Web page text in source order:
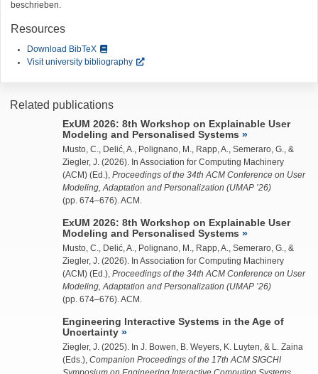
beschrieben.
Resources
Download BibTeX
Visit university bibliography
Related publications
ExUM 2026: 8th Workshop on Explainable User
Modeling and Personalised Systems
Musto, C., Delić, A., Polignano, M., Rapp, A., Semeraro, G., &
Ziegler, J. (2026). In Association for Computing Machinery
(ACM) (Ed.), Proceedings of the 34th ACM Conference on User
Modeling, Adaptation and Personalization (UMAP ’26)
(pp. 674–676). ACM.
ExUM 2026: 8th Workshop on Explainable User
Modeling and Personalised Systems
Musto, C., Delić, A., Polignano, M., Rapp, A., Semeraro, G., &
Ziegler, J. (2026). In Association for Computing Machinery
(ACM) (Ed.), Proceedings of the 34th ACM Conference on User
Modeling, Adaptation and Personalization (UMAP ’26)
(pp. 674–676). ACM.
Engineering Interactive Systems in the Age of
Uncertainty
Ziegler, J. (2025). In J. Bowen, B. Weyers, K. Luyten, & L. Zaina
(Eds.), Companion Proceedings of the 17th ACM SIGCHI